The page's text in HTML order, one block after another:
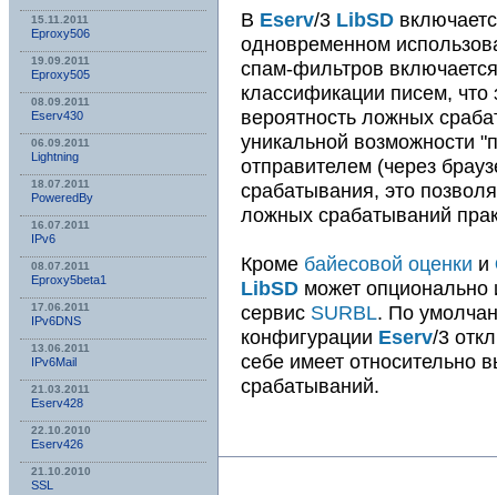
15.11.2011
Eproxy506
19.09.2011
Eproxy505
08.09.2011
Eserv430
06.09.2011
Lightning
18.07.2011
PoweredBy
16.07.2011
IPv6
08.07.2011
Eproxy5beta1
17.06.2011
IPv6DNS
13.06.2011
IPv6Mail
21.03.2011
Eserv428
22.10.2010
Eserv426
21.10.2010
SSL
В Eserv/3 LibSD
одновременном
спам-фильтров
классификации писем, что
вероятность ложных
уникальной возможности
отправителем (через
срабатывания, это
ложных срабатываний
Кроме байесовой оценки и
LibSD может опционально
сервис SURBL. По
конфигурации Eserv/3
себе имеет относительно
срабатываний.